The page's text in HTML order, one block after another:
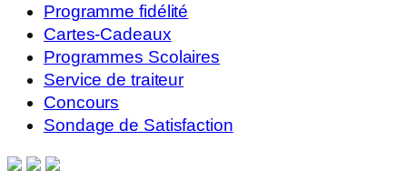
Programme fidélité
Cartes-Cadeaux
Programmes Scolaires
Service de traiteur
Concours
Sondage de Satisfaction